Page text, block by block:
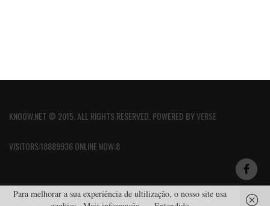
KNOOW.NET © 2015. ALL RIGHTS RESERVED. POWERED BYVERSE
VISITORS:18889936 ONLINE NOW:8
Para melhorar a sua experiência de ultilização, o nosso site usa